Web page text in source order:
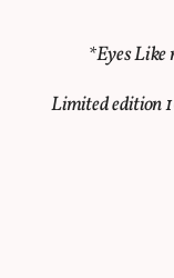
*Eyes Like
Limited edition